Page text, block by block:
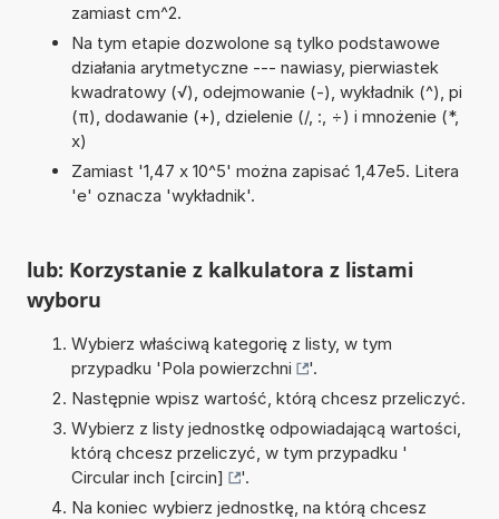
zamiast cm^2.
Na tym etapie dozwolone są tylko podstawowe
działania arytmetyczne --- nawiasy, pierwiastek
kwadratowy (√), odejmowanie (-), wykładnik (^), pi
(π), dodawanie (+), dzielenie (/, :, ÷) i mnożenie (*,
x)
Zamiast '1,47 x 10^5' można zapisać 1,47e5. Litera
'e' oznacza 'wykładnik'.
lub: Korzystanie z kalkulatora z listami
wyboru
Wybierz właściwą kategorię z listy, w tym
przypadku 'Pola powierzchni
'.
Następnie wpisz wartość, którą chcesz przeliczyć.
Wybierz z listy jednostkę odpowiadającą wartości,
którą chcesz przeliczyć, w tym przypadku '
Circular inch [circin]
'.
Na koniec wybierz jednostkę, na którą chcesz